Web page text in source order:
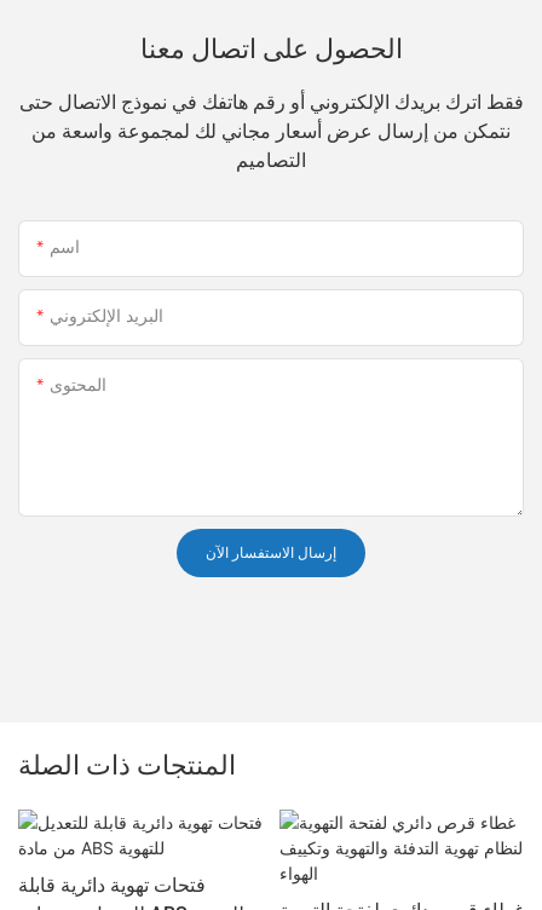
الحصول على اتصال معنا
فقط اترك بريدك الإلكتروني أو رقم هاتفك في نموذج الاتصال حتى
نتمكن من إرسال عرض أسعار مجاني لك لمجموعة واسعة من
التصاميم
اسم
البريد الإلكتروني
المحتوى
إرسال الاستفسار الآن
المنتجات ذات الصلة
فتحات تهوية دائرية قابلة